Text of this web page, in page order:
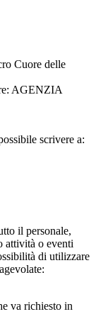
Cuore delle
AGENZIA
scrivere a:
il personale,
attività o eventi
di utilizzare
va richiesto in